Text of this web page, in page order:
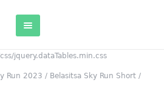
jquery.dataTables.min.css
Run 2023 / Belasitsa Sky Run Short /